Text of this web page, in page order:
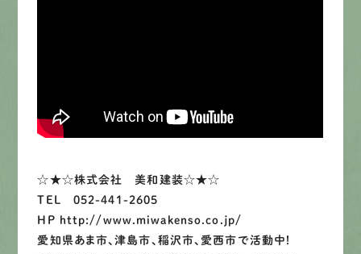
☆★☆株式会社 美和建装☆★☆
TEL 052-441-2605
HP http://www.miwakenso.co.jp/
愛知県あま市、津島市、稲沢市、愛西市で活動中！